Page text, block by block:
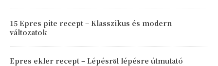
15 Epres pite recept – Klasszikus és modern
változatok
Epres ekler recept – Lépésről lépésre útmutató